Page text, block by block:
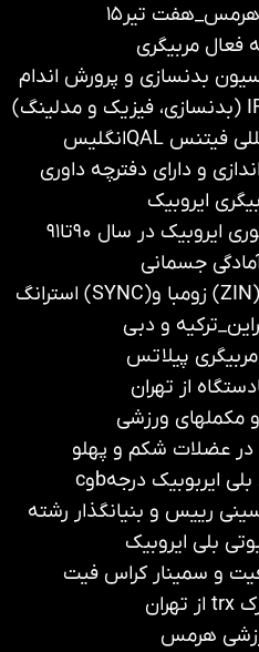
تیر۱۵
۸_دارای ۵ مدرک بین المللی (ZIN) زومبا و(SYNC) استرانگ
و دبی
رییس و بنیانگذار رشته
بلی ایروبیک
هرمس